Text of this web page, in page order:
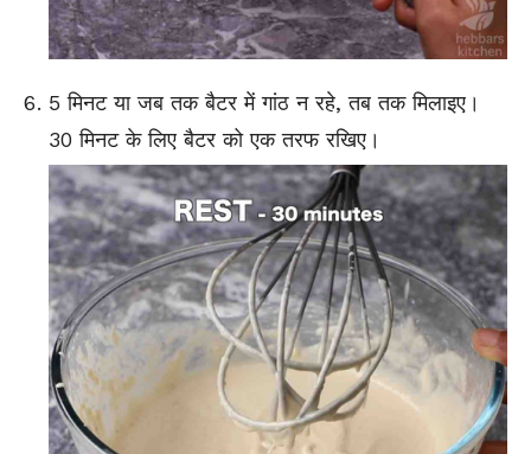
5 मिनट या जब तक बैटर में गांठ न रहे, तब तक मिलाइए।
30 मिनट के लिए बैटर को एक तरफ रखिए।